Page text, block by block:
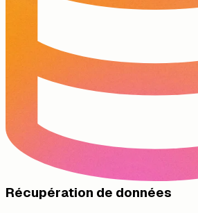
Récupération de données